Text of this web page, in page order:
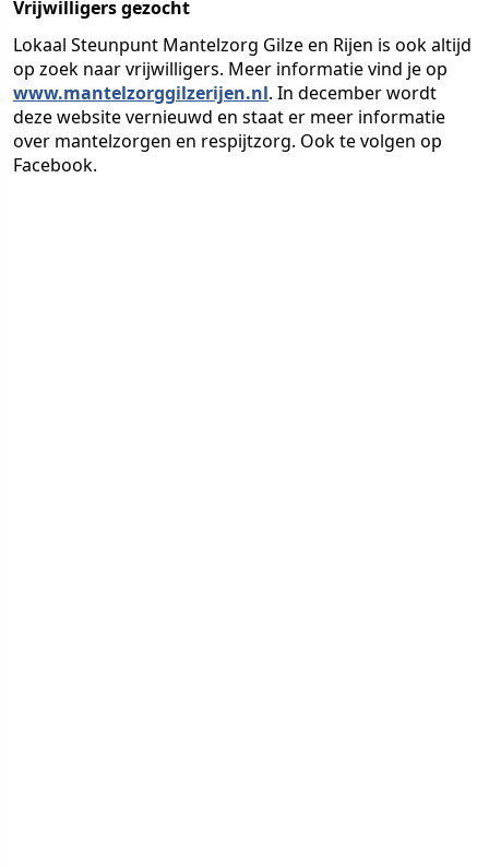
Vrijwilligers gezocht
Lokaal Steunpunt Mantelzorg Gilze en Rijen is ook altijd
op zoek naar vrijwilligers. Meer informatie vind je op
www.mantelzorggilzerijen.nl. In december wordt
deze website vernieuwd en staat er meer informatie
over mantelzorgen en respijtzorg. Ook te volgen op
Facebook.